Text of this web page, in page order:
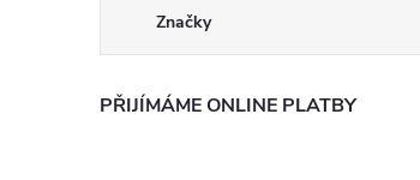
Značky
PŘIJÍMÁME ONLINE PLATBY